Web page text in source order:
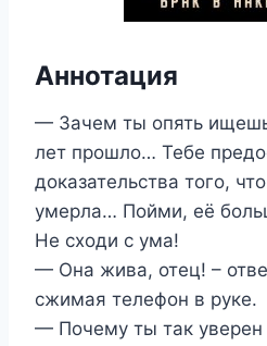
Аннотация
— Зачем ты опять
лет прошло… Тебе
доказательства того,
умерла… Пойми, её
Не сходи с ума!
— Она жива, отец! –
сжимая телефон в руке.
— Почему ты так уверен